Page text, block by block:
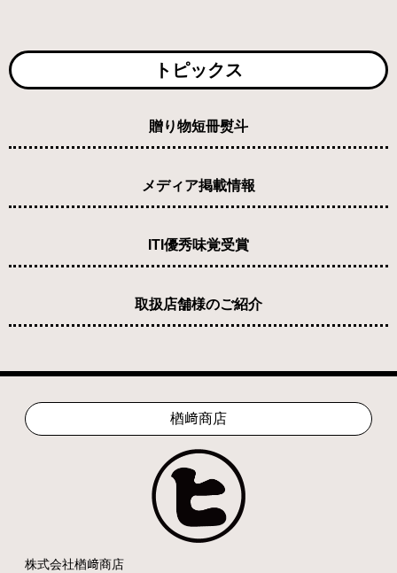
トピックス
贈り物短冊熨斗
メディア掲載情報
ITI優秀味覚受賞
取扱店舗様のご紹介
楢﨑商店
株式会社楢﨑商店